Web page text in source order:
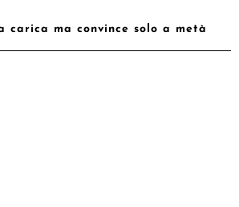
carica ma convince solo a metà